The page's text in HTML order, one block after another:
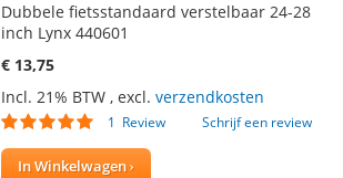
Dubbele fietsstandaard verstelbaar 24-28
inch Lynx 440601
€ 13,75
Incl. 21% BTW , excl. verzendkosten
Waardering:
1 Review Schrijf een review
In Winkelwagen